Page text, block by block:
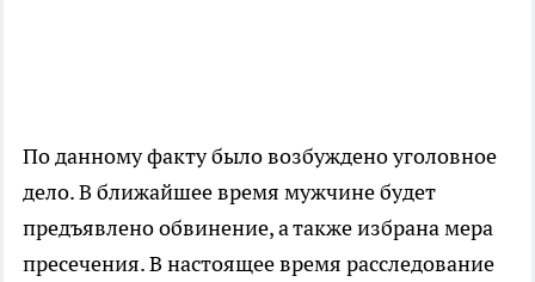
По данному факту было возбуждено уголовное
дело. В ближайшее время мужчине будет
предъявлено обвинение, а также избрана мера
пресечения. В настоящее время расследование